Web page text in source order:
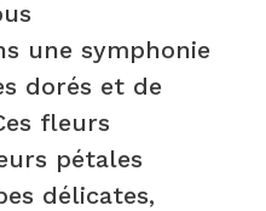
une symphonie
dorés et de
fleurs
pétales
délicates,